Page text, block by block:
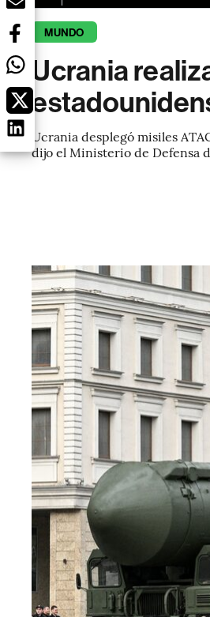
MUNDO
Ucrania
Ucrania desplegó misiles
dijo el Ministerio de Defensa